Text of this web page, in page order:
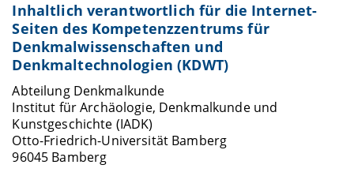
Inhaltlich verantwortlich für die Internet-
Seiten des Kompetenzzentrums für
Denkmalwissenschaften und
Denkmaltechnologien (KDWT)
Abteilung Denkmalkunde
Institut für Archäologie, Denkmalkunde und
Kunstgeschichte (IADK)
Otto-Friedrich-Universität Bamberg
96045 Bamberg